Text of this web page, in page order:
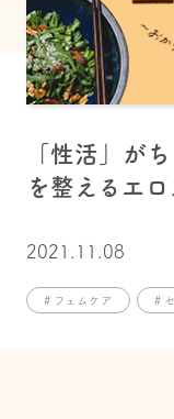
「性活」が
を整えるエ
2021.11.08
# フェムケア #